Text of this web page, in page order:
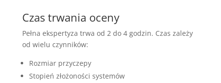
Czas trwania oceny
Pełna ekspertyza trwa od 2 do 4 godzin. Czas zależy
od wielu czynników:
Rozmiar przyczepy
Stopień złożoności systemów